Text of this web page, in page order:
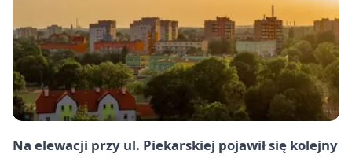
Na elewacji przy ul. Piekarskiej pojawił się kolejny